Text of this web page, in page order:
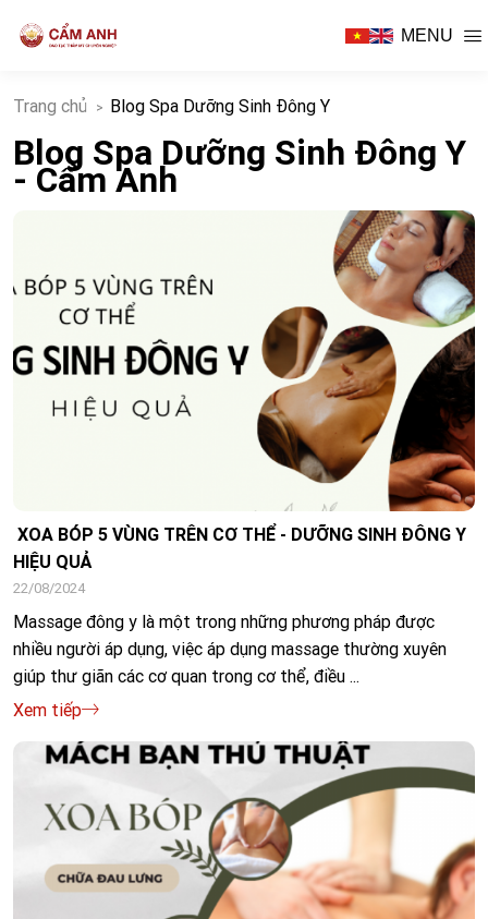
MENU
Trang chủ Blog Spa Dưỡng Sinh Đông Y
Blog Spa Dưỡng Sinh Đông Y
- Cẩm Anh
XOA BÓP 5 VÙNG TRÊN CƠ THỂ - DƯỠNG SINH ĐÔNG Y
HIỆU QUẢ
22/08/2024
Massage đông y là một trong những phương pháp được
nhiều người áp dụng, việc áp dụng massage thường xuyên
giúp thư giãn các cơ quan trong cơ thể, điều ...
Xem tiếp